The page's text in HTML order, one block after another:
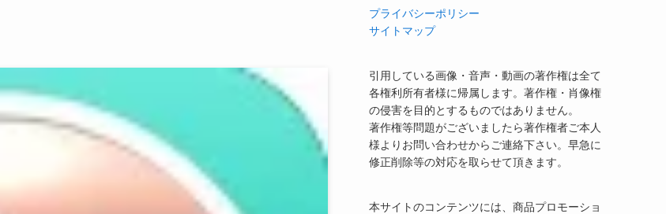
プライバシーポリシー
サイトマップ
引用している画像・音声・動画の著作権は全て
各権利所有者様に帰属します。著作権・肖像権
の侵害を目的とするものではありません。
著作権等問題がございましたら著作権者ご本人
様よりお問い合わせからご連絡下さい。早急に
修正削除等の対応を取らせて頂きます。
本サイトのコンテンツには、商品プロモーショ